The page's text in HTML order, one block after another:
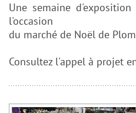
Une semaine
l'occasion
du marché de Noël de
Consultez l'appel à projet